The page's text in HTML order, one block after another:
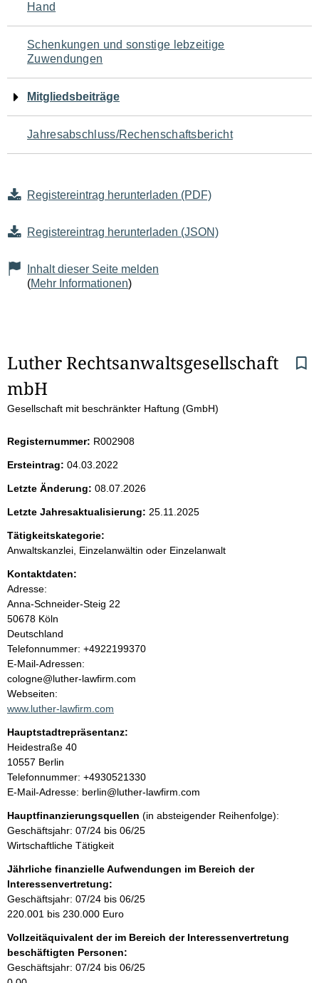
Hand
Schenkungen und sonstige lebzeitige
Zuwendungen
Mitgliedsbeiträge
Jahresabschluss/Rechenschaftsbericht
Registereintrag herunterladen (PDF)
Registereintrag herunterladen (JSON)
Inhalt dieser Seite melden
(Mehr Informationen)
S
e
t
e
n
i
n
h
a
l
t
Luther Rechtsanwaltsgesellschaft
mbH
Gesellschaft mit beschränkter Haftung (GmbH)
Registernummer: R002908
Ersteintrag: 04.03.2022
Letzte Änderung: 08.07.2026
Letzte Jahresaktualisierung: 25.11.2025
Tätigkeitskategorie:
Anwaltskanzlei, Einzelanwältin oder Einzelanwalt
Kontaktdaten:
Adresse:
Anna-Schneider-Steig 22
50678 Köln
Deutschland
K
o
n
t
a
t
i
n
o
r
m
a
i
o
n
e
n
:
Telefonnummer: +4922199370
E-Mail-Adressen:
cologne@luther-lawfirm.com
Webseiten:
www.luther-lawfirm.com
Hauptstadtrepräsentanz:
A
d
r
e
s
e
Heidestraße 40
10557 Berlin
K
o
t
a
k
t
i
n
f
r
m
a
Telefonnummer: +4930521330
E-Mail-Adresse: berlin@luther-lawfirm.com
Hauptfinanzierungsquellen (in absteigender Reihenfolge):
Geschäftsjahr: 07/24 bis 06/25
Wirtschaftliche Tätigkeit
Jährliche finanzielle Aufwendungen im Bereich der
Interessenvertretung:
Geschäftsjahr: 07/24 bis 06/25
220.001 bis 230.000 Euro
Vollzeitäquivalent der im Bereich der Interessenvertretung
beschäftigten Personen:
Geschäftsjahr: 07/24 bis 06/25